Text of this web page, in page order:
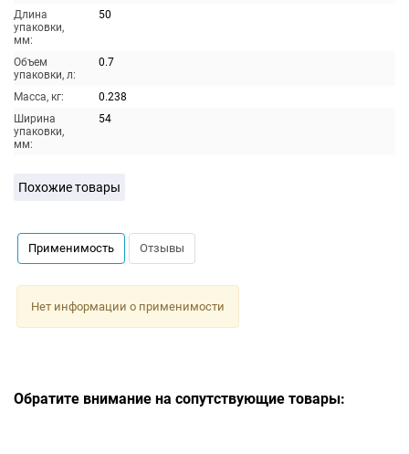
Длина
упаковки,
мм:
50
Объем
упаковки, л:
0.7
Масса, кг:
0.238
Ширина
упаковки,
мм:
54
Похожие товары
Применимость Отзывы
Нет информации о применимости
Обратите внимание на сопутствующие товары: